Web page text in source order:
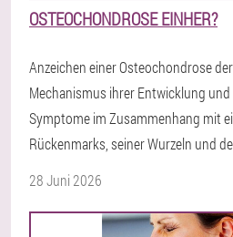
OSTEOCHONDROSE EINHER?
Anzeichen einer Osteochondrose
Mechanismus ihrer Entwicklung
Symptome im Zusammenhang mit
Rückenmarks, seiner Wurzeln und
28 Juni 2026